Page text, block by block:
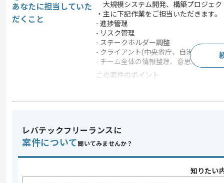
あなたに担当していた
だくこと
大規模システム開発、構築プロジェク
・主に下記作業をご担当いただきます。
- 進捗管理
- リスク管理
- ステークホルダー調整
- クライアント(中央省庁、自治体、公
- チーム全体の情報整理、意思決定支援
この案件のポイント
求めるスキル
・システム開発プロジェクトへの参画
レバテックフリーランスに
案件について 聞いてみませんか？
知りたい